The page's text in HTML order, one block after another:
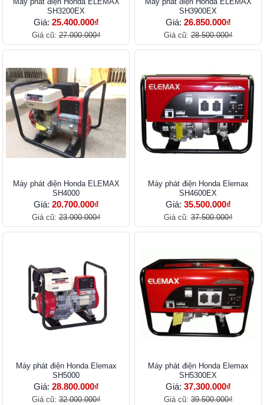
SH3200EX
Giá: 25.400.000₫
Giá cũ:27.000.000₫
SH3900EX
Giá: 26.850.000₫
Giá cũ:28.500.000₫
Máy phát điện Honda ELEMAX
SH4000
Giá: 20.700.000₫
Giá cũ:23.000.000₫
Máy phát điện Honda Elemax
SH4600EX
Giá: 35.500.000₫
Giá cũ:37.500.000₫
Máy phát điện Honda Elemax
SH5000
Giá: 28.800.000₫
Giá cũ:32.000.000₫
Máy phát điện Honda Elemax
SH5300EX
Giá: 37.300.000₫
Giá cũ:39.500.000₫